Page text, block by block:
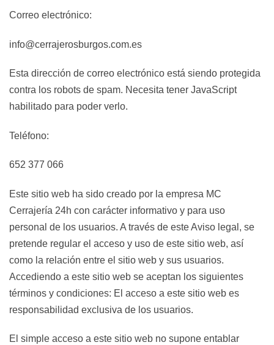
Correo electrónico:
info@cerrajerosburgos.com.es
Esta dirección de correo electrónico está siendo protegida
contra los robots de spam. Necesita tener JavaScript
habilitado para poder verlo.
Teléfono:
652 377 066
Este sitio web ha sido creado por la empresa MC
Cerrajería 24h con carácter informativo y para uso
personal de los usuarios. A través de este Aviso legal, se
pretende regular el acceso y uso de este sitio web, así
como la relación entre el sitio web y sus usuarios.
Accediendo a este sitio web se aceptan los siguientes
términos y condiciones: El acceso a este sitio web es
responsabilidad exclusiva de los usuarios.
El simple acceso a este sitio web no supone entablar